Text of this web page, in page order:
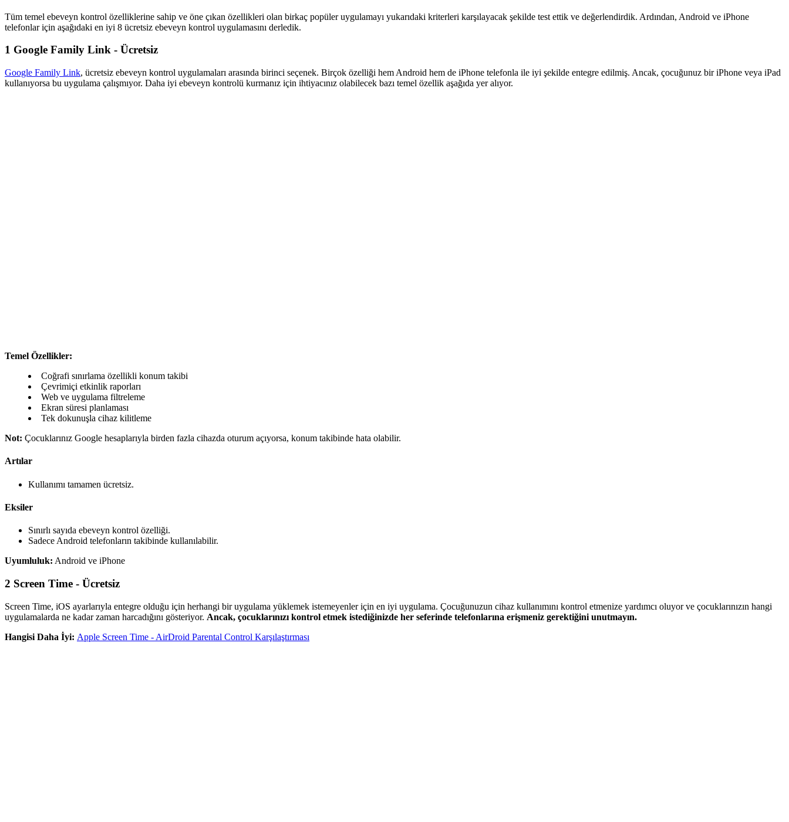
Tüm temel ebeveyn kontrol özelliklerine sahip ve öne çıkan özellikleri olan birkaç popüler uygulamayı yukarıdaki kriterleri karşılayacak şekilde test ettik ve değerlendirdik. Ardından, Android ve iPhone
telefonlar için aşağıdaki en iyi 8 ücretsiz ebeveyn kontrol uygulamasını derledik.
1 Google Family Link - Ücretsiz
Google Family Link, ücretsiz ebeveyn kontrol uygulamaları arasında birinci seçenek. Birçok özelliği hem Android hem de iPhone telefonla ile iyi şekilde entegre edilmiş. Ancak, çocuğunuz bir iPhone veya iPad
kullanıyorsa bu uygulama çalışmıyor. Daha iyi ebeveyn kontrolü kurmanız için ihtiyacınız olabilecek bazı temel özellik aşağıda yer alıyor.
Temel Özellikler:
Coğrafi sınırlama özellikli konum takibi
Çevrimiçi etkinlik raporları
Web ve uygulama filtreleme
Ekran süresi planlaması
Tek dokunuşla cihaz kilitleme
Not: Çocuklarınız Google hesaplarıyla birden fazla cihazda oturum açıyorsa, konum takibinde hata olabilir.
Artılar
Kullanımı tamamen ücretsiz.
Eksiler
Sınırlı sayıda ebeveyn kontrol özelliği.
Sadece Android telefonların takibinde kullanılabilir.
Uyumluluk: Android ve iPhone
2 Screen Time - Ücretsiz
Screen Time, iOS ayarlarıyla entegre olduğu için herhangi bir uygulama yüklemek istemeyenler için en iyi uygulama. Çocuğunuzun cihaz kullanımını kontrol etmenize yardımcı oluyor ve çocuklarınızın hangi
uygulamalarda ne kadar zaman harcadığını gösteriyor. Ancak, çocuklarınızı kontrol etmek istediğinizde her seferinde telefonlarına erişmeniz gerektiğini unutmayın.
Hangisi Daha İyi: Apple Screen Time - AirDroid Parental Control Karşılaştırması